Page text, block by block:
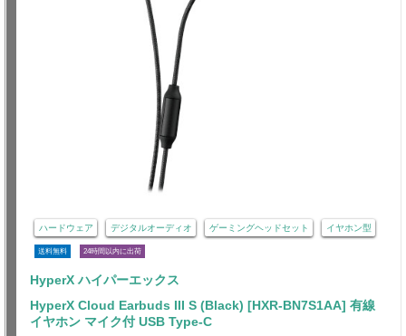
ハードウェア デジタルオーディオ ゲーミングヘッドセット イヤホン型
送料無料 24時間以内に出荷
HyperX ハイパーエックス
HyperX Cloud Earbuds III S (Black) [HXR-BN7S1AA] 有線
イヤホン マイク付 USB Type-C